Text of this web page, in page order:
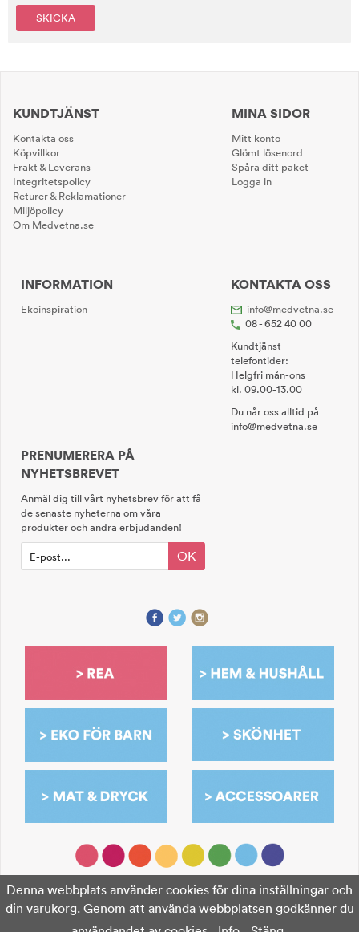
SKICKA
KUNDTJÄNST
Kontakta oss
Köpvillkor
Frakt & Leverans
Integritetspolicy
Returer & Reklamationer
Miljöpolicy
Om Medvetna.se
MINA SIDOR
Mitt konto
Glömt lösenord
Spåra ditt paket
Logga in
INFORMATION
Ekoinspiration
KONTAKTA OSS
info@medvetna.se
08 - 652 40 00
Kundtjänst
telefontider:
Helgfri mån-ons
kl. 09.00-13.00
Du når oss alltid på
info@medvetna.se
PRENUMERERA PÅ
NYHETSBREVET
Anmäl dig till vårt nyhetsbrev för att få
de senaste nyheterna om våra
produkter och andra erbjudanden!
OK
Denna webbplats använder cookies för dina inställningar och
din varukorg. Genom att använda webbplatsen godkänner du